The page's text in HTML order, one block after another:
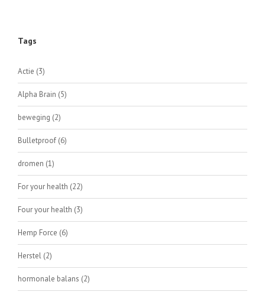
Tags
Actie (3)
Alpha Brain (5)
beweging (2)
Bulletproof (6)
dromen (1)
For your health (22)
Four your health (3)
Hemp Force (6)
Herstel (2)
hormonale balans (2)